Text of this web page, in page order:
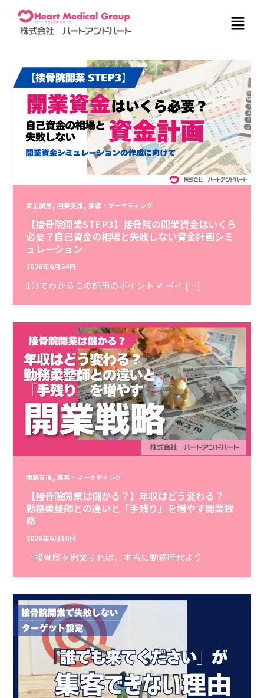
メ
ニ
ー
資金調達,開業支援,集客・マーケティング
【接骨院開業STEP3】接骨院の開業資金はいくら
必要？自己資金の相場と失敗しない資金計画シミ
ュレーション
2026年6月24日
1分でわかるこの記事のポイント ✔ ポイ […]
開業支援,集客・マーケティング
【接骨院開業は儲かる？】年収はどう変わる？｜
勤務柔整師との違いと「手残り」を増やす開業戦
略
2026年6月10日
「接骨院を開業すれば、本当に勤務時代より